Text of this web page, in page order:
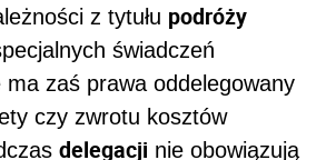
z tytułu podróży
świadczeń
ma zaś prawa oddelegowany
czy zwrotu kosztów
delegacji nie obowiązują